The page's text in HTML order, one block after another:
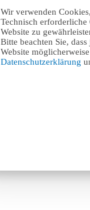
Wir verwenden
Technisch erforderliche
Website zu
Bitte beachten Sie,
Website
Datenschutzerklärung